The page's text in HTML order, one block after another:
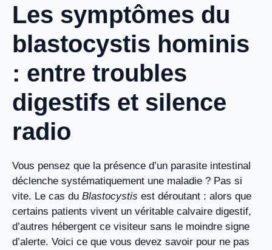
Les symptômes du
blastocystis hominis
: entre troubles
digestifs et silence
radio
Vous pensez que la présence d’un parasite intestinal
déclenche systématiquement une maladie ? Pas si
vite. Le cas du Blastocystis est déroutant : alors que
certains patients vivent un véritable calvaire digestif,
d’autres hébergent ce visiteur sans le moindre signe
d’alerte. Voici ce que vous devez savoir pour ne pas